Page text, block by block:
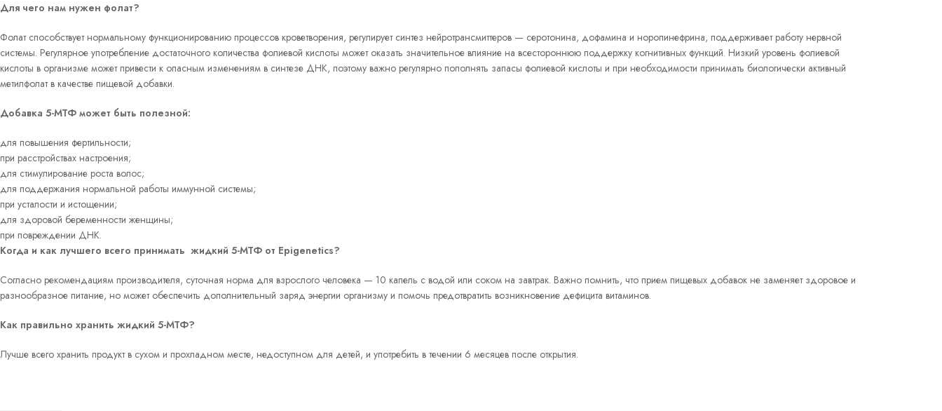
Для чего нам нужен фолат?
Фолат способствует нормальному функционированию процессов кроветворения, регулирует синтез нейротрансмиттеров — серотонина, дофамина и норопинефрина, поддерживает работу нервной
системы. Регулярное употребление достаточного количества фолиевой кислоты может оказать значительное влияние на всестороннюю поддержку когнитивных функций. Низкий уровень фолиевой
кислоты в организме может привести к опасным изменениям в синтезе ДНК, поэтому важно регулярно пополнять запасы фолиевой кислоты и при необходимости принимать биологически активный
метилфолат в качестве пищевой добавки.
Добавка 5-МТФ может быть полезной:
для повышения фертильности;
при расстройствах настроения;
для стимулирование роста волос;
для поддержания нормальной работы иммунной системы;
при усталости и истощении;
для здоровой беременности женщины;
при повреждении ДНК.
Когда и как лучшего всего принимать жидкий 5-МТФ от Epigenetics?
Согласно рекомендациям производителя, суточная норма для взрослого человека — 10 капель с водой или соком на завтрак. Важно помнить, что прием пищевых добавок не заменяет здоровое и
разнообразное питание, но может обеспечить дополнительный заряд энергии организму и помочь предотвратить возникновение дефицита витаминов.
Как правильно хранить жидкий 5-МТФ?
Лучше всего хранить продукт в сухом и прохладном месте, недоступном для детей, и употребить в течении 6 месяцев после открытия.